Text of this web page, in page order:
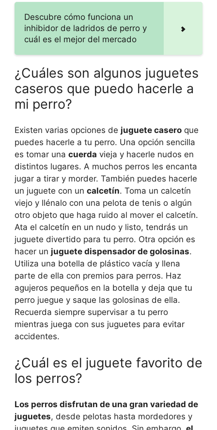
Descubre cómo funciona un
inhibidor de ladridos de perro y
cuál es el mejor del mercado
¿Cuáles son algunos juguetes
caseros que puedo hacerle a
mi perro?
Existen varias opciones de juguete casero que
puedes hacerle a tu perro. Una opción sencilla
es tomar una cuerda vieja y hacerle nudos en
distintos lugares. A muchos perros les encanta
jugar a tirar y morder. También puedes hacerle
un juguete con un calcetín. Toma un calcetín
viejo y llénalo con una pelota de tenis o algún
otro objeto que haga ruido al mover el calcetín.
Ata el calcetín en un nudo y listo, tendrás un
juguete divertido para tu perro. Otra opción es
hacer un juguete dispensador de golosinas.
Utiliza una botella de plástico vacía y llena
parte de ella con premios para perros. Haz
agujeros pequeños en la botella y deja que tu
perro juegue y saque las golosinas de ella.
Recuerda siempre supervisar a tu perro
mientras juega con sus juguetes para evitar
accidentes.
¿Cuál es el juguete favorito de
los perros?
Los perros disfrutan de una gran variedad de
juguetes, desde pelotas hasta mordedores y